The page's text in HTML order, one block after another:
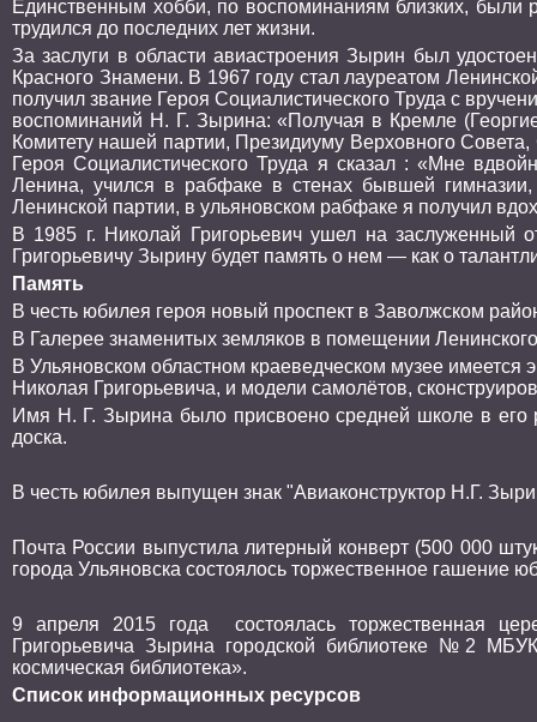
Единственным хобби, по воспоминаниям близких, были
трудился до последних лет жизни.
За заслуги в области авиастроения Зырин был
Красного Знамени. В 1967 году стал лауреатом
получил звание Героя Социалистического Труда с
воспоминаний Н. Г. Зырина: «Получая в Кремле
Комитету нашей партии, Президиуму Верховного
Героя Социалистического Труда я сказал : «Мне
Ленина, учился в рабфаке в стенах бывшей
Ленинской партии, в ульяновском рабфаке я получил
В 1985 г. Николай Григорьевич ушел на заслуженный
Григорьевичу Зырину будет память о нем — как о
Память
В честь юбилея героя новый проспект в Заволжском
В Галерее знаменитых земляков в помещении
В Ульяновском областном краеведческом музее
Николая Григорьевича, и модели самолётов,
Имя Н. Г. Зырина было присвоено средней школе в
доска.
В честь юбилея выпущен знак "Авиаконструктор Н.Г.
Почта России выпустила литерный конверт (500 000
города Ульяновска состоялось торжественное гашение
9 апреля 2015 года состоялась торжественная
Григорьевича Зырина городской библиотеке №2
космическая библиотека».
Список информационных ресурсов